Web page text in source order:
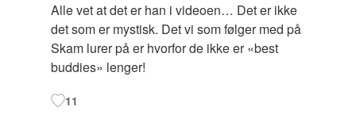
Alle vet at det er han i videoen… Det er ikke
det som er mystisk. Det vi som følger med på
Skam lurer på er hvorfor de ikke er «best
buddies» lenger!
11